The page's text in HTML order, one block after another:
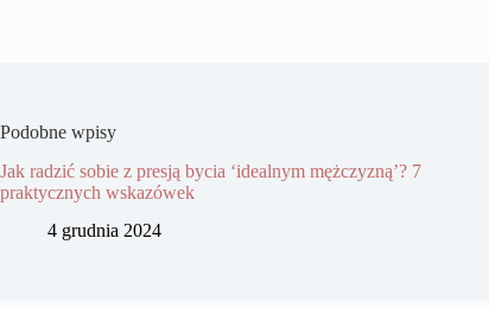
Podobne wpisy
Jak radzić sobie z presją bycia ‘idealnym mężczyzną’? 7
praktycznych wskazówek
4 grudnia 2024